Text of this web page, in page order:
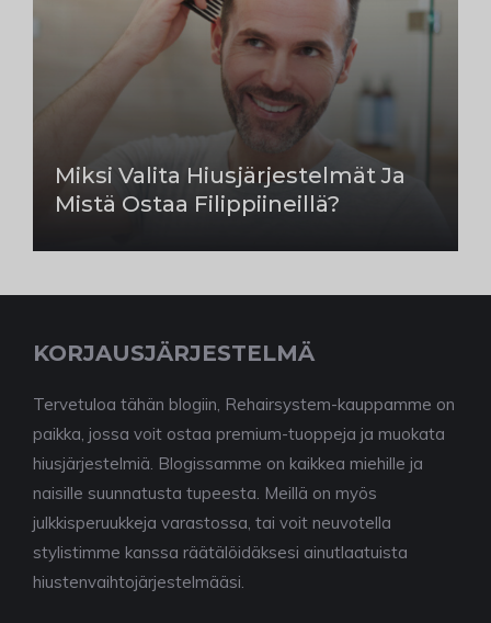
Miksi Valita Hiusjärjestelmät Ja
Mistä Ostaa Filippiineillä?
KORJAUSJÄRJESTELMÄ
Tervetuloa tähän blogiin, Rehairsystem-kauppamme on
paikka, jossa voit ostaa premium-tuoppeja ja muokata
hiusjärjestelmiä. Blogissamme on kaikkea miehille ja
naisille suunnatusta tupeesta. Meillä on myös
julkkisperuukkeja varastossa, tai voit neuvotella
stylistimme kanssa räätälöidäksesi ainutlaatuista
hiustenvaihtojärjestelmääsi.